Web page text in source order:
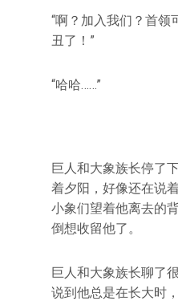
“啊？加入我们？首领
丑了！”
“哈哈……”
巨人和大象族长停了
着夕阳，好像还在说
小象们望着他离去的
倒想收留他了。
巨人和大象族长聊了
说到他总是在长大时